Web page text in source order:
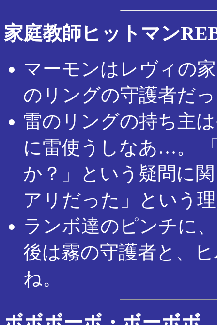
家庭教師ヒットマン
マーモンはレヴィの
のリングの守護者だ
雷のリングの持ち主
に雷使うしなあ…。
か？」という疑問に
アリだった」という
ランボ達のピンチに
後は霧の守護者と、
ね。